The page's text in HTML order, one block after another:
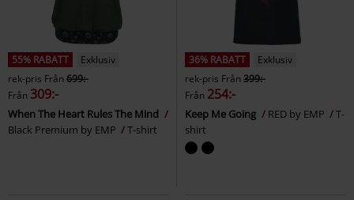
55% RABATT
Exklusiv
rek-pris Från699:-
Från 309:-
When The Heart Rules The Mind
Black Premium by EMP
T-shirt
36% RABATT
Exklusiv
rek-pris Från399:-
Från 254:-
Keep Me Going RED by EMP
T-
shirt